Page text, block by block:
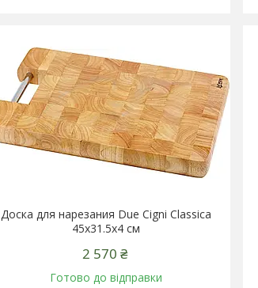
Доска для нарезания Due Cigni Classica
45x31.5x4 см
2 570 ₴
Готово до відправки